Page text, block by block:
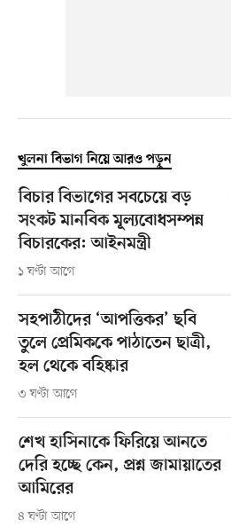
খুলনা বিভাগ নিয়ে আরও পড়ুন
বিচার বিভাগের সবচেয়ে বড়
সংকট মানবিক মূল্যবোধসম্পন্ন
বিচারকের: আইনমন্ত্রী
১ ঘণ্টা আগে
সহপাঠীদের ‘আপত্তিকর’ ছবি
তুলে প্রেমিককে পাঠাতেন ছাত্রী,
হল থেকে বহিষ্কার
৩ ঘণ্টা আগে
শেখ হাসিনাকে ফিরিয়ে আনতে
দেরি হচ্ছে কেন, প্রশ্ন জামায়াতের
আমিরের
৪ ঘণ্টা আগে